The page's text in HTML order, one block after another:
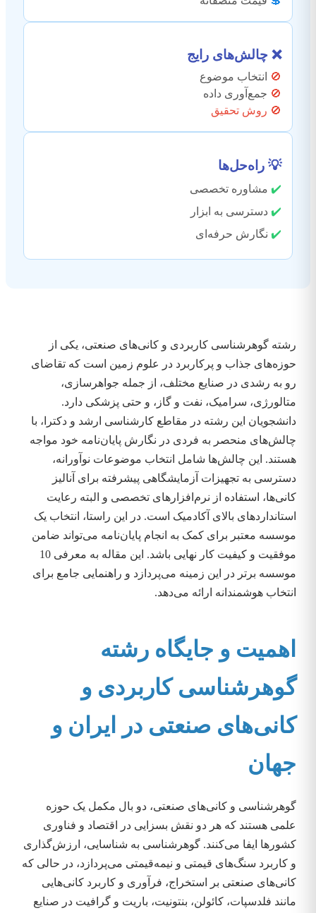
❌ چالش‌های رایج
🚫
انتخاب موضوع
🚫 جمع‌آوری داده
🚫 روش تحقیق
💡 راه‌حل‌ها
✔️ مشاوره تخصصی
✔️ دسترسی به ابزار
✔️ نگارش حرفه‌ای
رشته گوهرشناسی کاربردی و کانی‌های صنعتی، یکی از
حوزه‌های جذاب و پرکاربرد در علوم زمین است که تقاضای
رو به رشدی در صنایع مختلف، از جمله جواهرسازی،
متالورژی، سرامیک، نفت و گاز، و حتی پزشکی دارد.
دانشجویان این رشته در مقاطع کارشناسی ارشد و دکترا، با
چالش‌های منحصر به فردی در نگارش پایان‌نامه خود مواجه
هستند. این چالش‌ها شامل انتخاب موضوعات نوآورانه،
دسترسی به تجهیزات آزمایشگاهی پیشرفته برای آنالیز
کانی‌ها، استفاده از نرم‌افزارهای تخصصی و البته رعایت
استانداردهای بالای آکادمیک است. در این راستا، انتخاب یک
موسسه معتبر برای کمک به انجام پایان‌نامه می‌تواند ضامن
موفقیت و کیفیت کار نهایی باشد. این مقاله به معرفی 10
موسسه برتر در این زمینه می‌پردازد و راهنمایی جامع برای
انتخاب هوشمندانه ارائه می‌دهد.
اهمیت و جایگاه رشته
گوهرشناسی کاربردی و
کانی‌های صنعتی در ایران و
جهان
گوهرشناسی و کانی‌های صنعتی، دو بال مکمل یک حوزه
علمی هستند که هر دو نقش بسزایی در اقتصاد و فناوری
کشورها ایفا می‌کنند. گوهرشناسی به شناسایی، ارزش‌گذاری
و کاربرد سنگ‌های قیمتی و نیمه‌قیمتی می‌پردازد، در حالی که
کانی‌های صنعتی بر استخراج، فرآوری و کاربرد کانی‌هایی
مانند فلدسپات، کائولن، بنتونیت، باریت و گرافیت در صنایع